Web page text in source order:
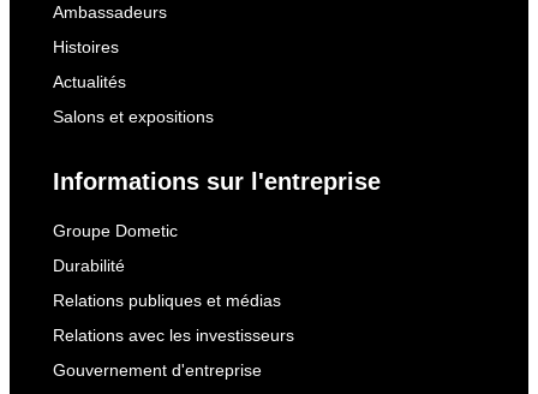
Ambassadeurs
Histoires
Actualités
Salons et expositions
Informations sur l'entreprise
Groupe Dometic
Durabilité
Relations publiques et médias
Relations avec les investisseurs
Gouvernement d'entreprise